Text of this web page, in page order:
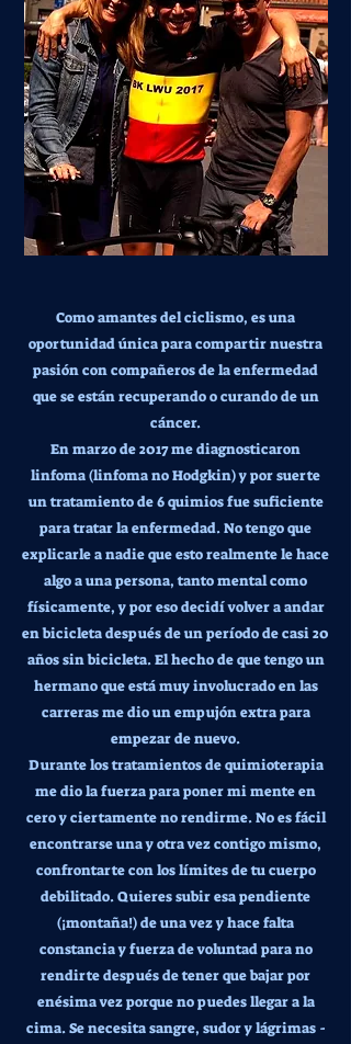
Como amantes del ciclismo, es una
oportunidad única para compartir nuestra
pasión con compañeros de la enfermedad
que se están recuperando o curando de un
cáncer.
En marzo de 2017 me diagnosticaron
linfoma (linfoma no Hodgkin) y por suerte
un tratamiento de 6 quimios fue suficiente
para tratar la enfermedad. No tengo que
explicarle a nadie que esto realmente le hace
algo a una persona, tanto mental como
físicamente, y por eso decidí volver a andar
en bicicleta después de un período de casi 20
años sin bicicleta. El hecho de que tengo un
hermano que está muy involucrado en las
carreras me dio un empujón extra para
empezar de nuevo.
Durante los tratamientos de quimioterapia
me dio la fuerza para poner mi mente en
cero y ciertamente no rendirme. No es fácil
encontrarse una y otra vez contigo mismo,
confrontarte con los límites de tu cuerpo
debilitado. Quieres subir esa pendiente
(¡montaña!) de una vez y hace falta
constancia y fuerza de voluntad para no
rendirte después de tener que bajar por
enésima vez porque no puedes llegar a la
cima. Se necesita sangre, sudor y lágrimas -